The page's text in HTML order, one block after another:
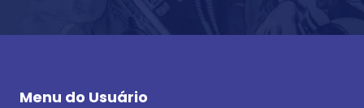
Menu do Usuário